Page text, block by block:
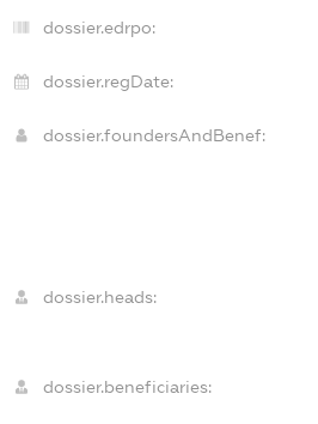
dossier.edrpo:
dossier.regDate:
dossier.foundersAndBenef:
dossier.heads:
dossier.beneficiaries: